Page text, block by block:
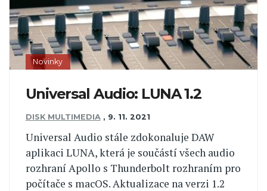
Novinky
Universal Audio: LUNA 1.2
DISK MULTIMEDIA , 9. 11. 2021
Universal Audio stále zdokonaluje DAW
aplikaci LUNA, která je součástí všech audio
rozhraní Apollo s Thunderbolt rozhraním pro
počítače s macOS. Aktualizace na verzi 1.2